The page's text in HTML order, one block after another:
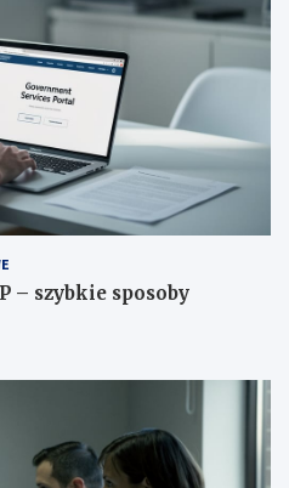
– szybkie sposoby